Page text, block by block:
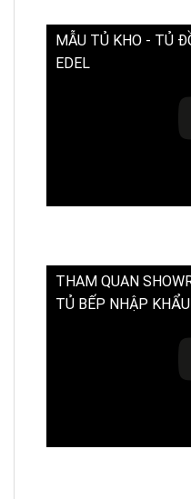
MẪU TỦ KHO - TỦ
EDEL
THAM QUAN
TỦ BẾP NHẬP